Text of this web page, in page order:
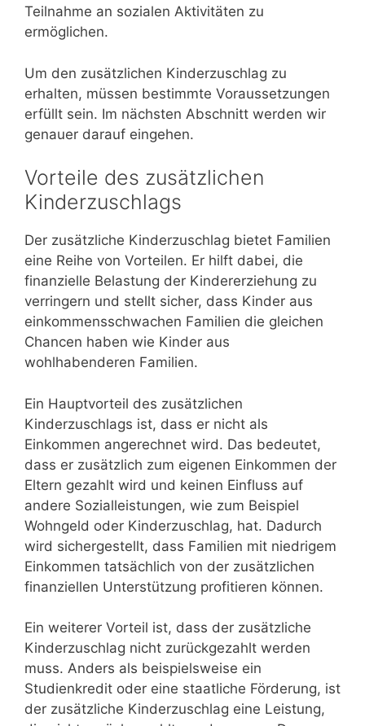
Teilnahme an sozialen Aktivitäten zu
ermöglichen.
Um den zusätzlichen Kinderzuschlag zu
erhalten, müssen bestimmte Voraussetzungen
erfüllt sein. Im nächsten Abschnitt werden wir
genauer darauf eingehen.
Vorteile des zusätzlichen
Kinderzuschlags
Der zusätzliche Kinderzuschlag bietet Familien
eine Reihe von Vorteilen. Er hilft dabei, die
finanzielle Belastung der Kindererziehung zu
verringern und stellt sicher, dass Kinder aus
einkommensschwachen Familien die gleichen
Chancen haben wie Kinder aus
wohlhabenderen Familien.
Ein Hauptvorteil des zusätzlichen
Kinderzuschlags ist, dass er nicht als
Einkommen angerechnet wird. Das bedeutet,
dass er zusätzlich zum eigenen Einkommen der
Eltern gezahlt wird und keinen Einfluss auf
andere Sozialleistungen, wie zum Beispiel
Wohngeld oder Kinderzuschlag, hat. Dadurch
wird sichergestellt, dass Familien mit niedrigem
Einkommen tatsächlich von der zusätzlichen
finanziellen Unterstützung profitieren können.
Ein weiterer Vorteil ist, dass der zusätzliche
Kinderzuschlag nicht zurückgezahlt werden
muss. Anders als beispielsweise ein
Studienkredit oder eine staatliche Förderung, ist
der zusätzliche Kinderzuschlag eine Leistung,